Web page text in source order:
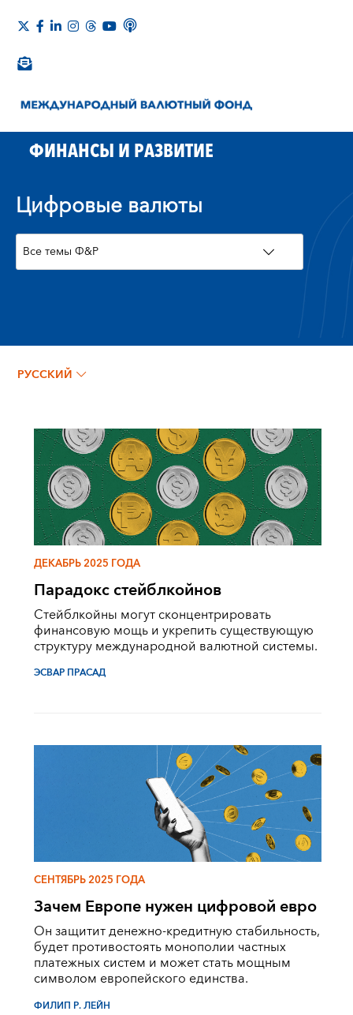
ФИНАНСЫ И РАЗВИТИЕ
Цифровые валюты
РУССКИЙ
ДЕКАБРЬ 2025 ГОДА
Парадокс стейблкойнов
Стейблкойны могут сконцентрировать
финансовую мощь и укрепить существующую
структуру международной валютной системы.
ЭСВАР ПРАСАД
СЕНТЯБРЬ 2025 ГОДА
Зачем Европе нужен цифровой евро
Он защитит денежно-кредитную стабильность,
будет противостоять монополии частных
платежных систем и может стать мощным
символом европейского единства.
ФИЛИП Р. ЛЕЙН